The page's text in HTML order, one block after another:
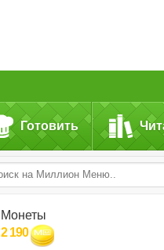
Готовить
Монеты
2 190